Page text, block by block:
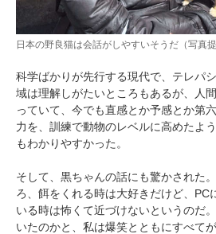
日本の野良猫は会話がしやすいそうだ（写真
科学ばかりが先行する現代で、テレパ
域は理解しがたいところもあるが、人
っていて、今でも直感とか予感とか第
力を、訓練で動物のレベルに高めたよ
もわかりやすかった。
そして、黒ちゃんの話にも驚かされた
ろ、餌をくれる時は大好きだけど、PC
いる時は怖くて近づけないというのだ
いたのかと、私は爆笑とともにすべて